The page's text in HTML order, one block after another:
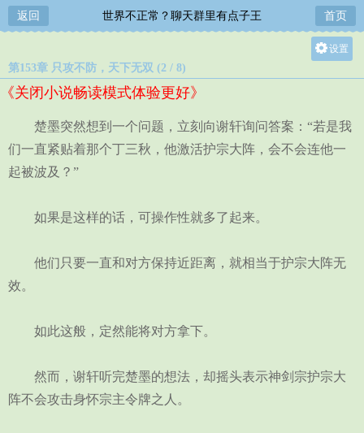
返回 世界不正常？聊天群里有点子王 首页
设置
中
小
第153章 只攻不防，天下无双 (2 / 8)
《关闭小说畅读模式体验更好》
楚墨突然想到一个问题，立刻向谢轩询问答案：“若是我
们一直紧贴着那个丁三秋，他激活护宗大阵，会不会连他一
起被波及？”
如果是这样的话，可操作性就多了起来。
他们只要一直和对方保持近距离，就相当于护宗大阵无
效。
如此这般，定然能将对方拿下。
然而，谢轩听完楚墨的想法，却摇头表示神剑宗护宗大
阵不会攻击身怀宗主令牌之人。